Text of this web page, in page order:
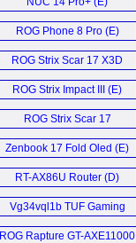
ROG Phone 8 Pro (E)
ROG Strix Scar 17 X3D
Laptop (E)
ROG Strix Impact III (E)
ROG Strix Scar 17
Laptop (E)
Zenbook 17 Fold Oled (E)
RT-AX86U Router (D)
Vg34vql1b TUF Gaming
Monitor (D)
ROG Rapture GT-AXE11000